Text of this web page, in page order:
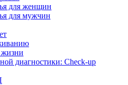
для женщин
для мужчин
жизни
диагностики: Check-up